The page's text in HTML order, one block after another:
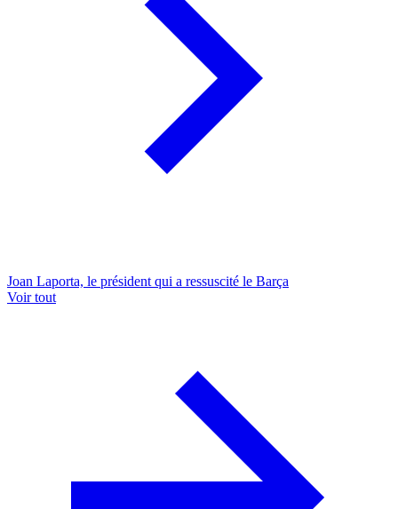
Joan Laporta, le président qui a ressuscité le Barça
Voir tout